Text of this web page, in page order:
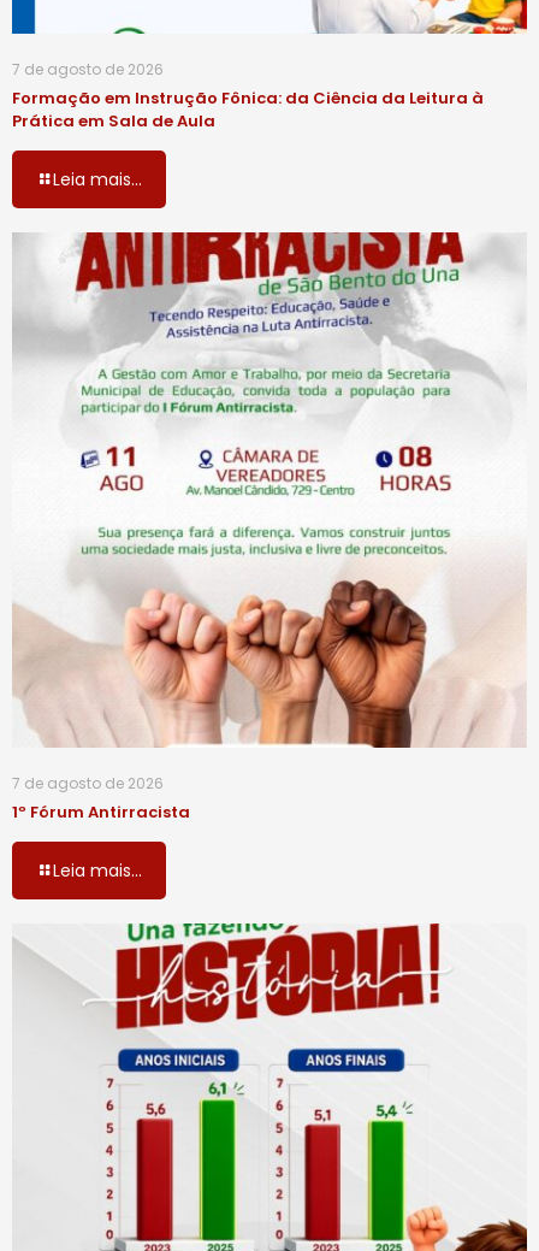
7 de agosto de 2026
Formação em Instrução Fônica: da Ciência da Leitura à
Prática em Sala de Aula
Leia mais...
7 de agosto de 2026
1º Fórum Antirracista
Leia mais...